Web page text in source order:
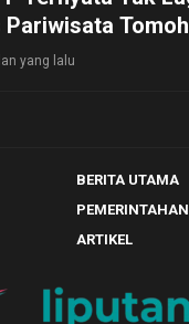
Pariwisata
yang lalu
BERITA UTAMA
PEMERINTAHAN
ARTIKEL